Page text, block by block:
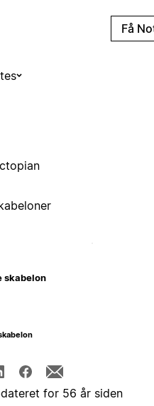
Få
skabelon
for 56 år siden